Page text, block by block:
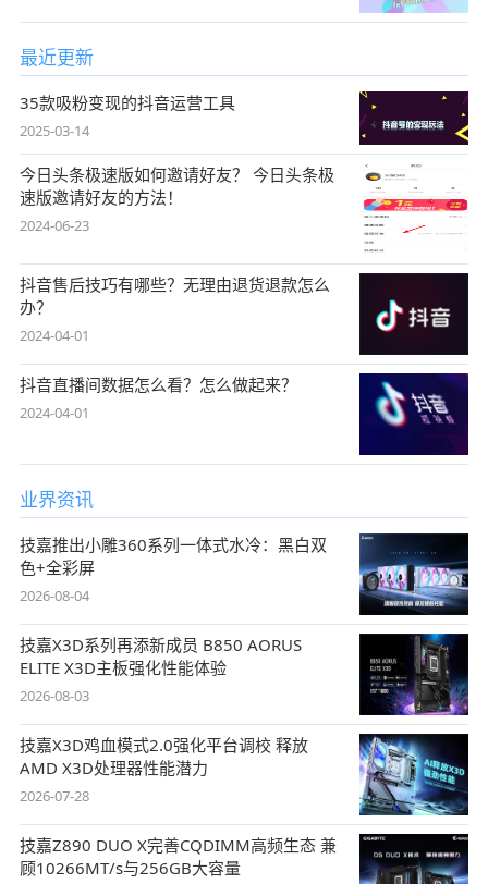
最近更新
35款吸粉变现的抖音运营工具
2025-03-14
今日头条极速版如何邀请好友？ 今日头条极
速版邀请好友的方法！
2024-06-23
抖音售后技巧有哪些？无理由退货退款怎么
办？
2024-04-01
抖音直播间数据怎么看？怎么做起来？
2024-04-01
业界资讯
技嘉推出小雕360系列一体式水冷：黑白双
色+全彩屏
2026-08-04
技嘉X3D系列再添新成员 B850 AORUS
ELITE X3D主板强化性能体验
2026-08-03
技嘉X3D鸡血模式2.0强化平台调校 释放
AMD X3D处理器性能潜力
2026-07-28
技嘉Z890 DUO X完善CQDIMM高频生态 兼
顾10266MT/s与256GB大容量